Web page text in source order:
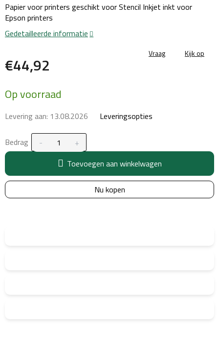
€44,92
prijs:
Op voorraad
Levering aan: 13.08.2026 Leveringsopties
Bedrag
Toevoegen aan winkelwagen
Nu kopen
Papier voor printers geschikt voor Stencil Inkjet inkt voor
Epson printers
Gedetailleerde informatie
Vraag Kijk op